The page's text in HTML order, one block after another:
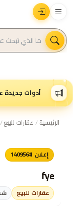
أدوات جديدة
الرئيسية/عقارات للبيع/
إعلان #140956
fye
عقارات للبيع